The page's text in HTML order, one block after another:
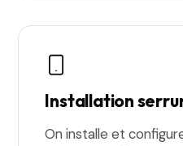
Installation
On installe et